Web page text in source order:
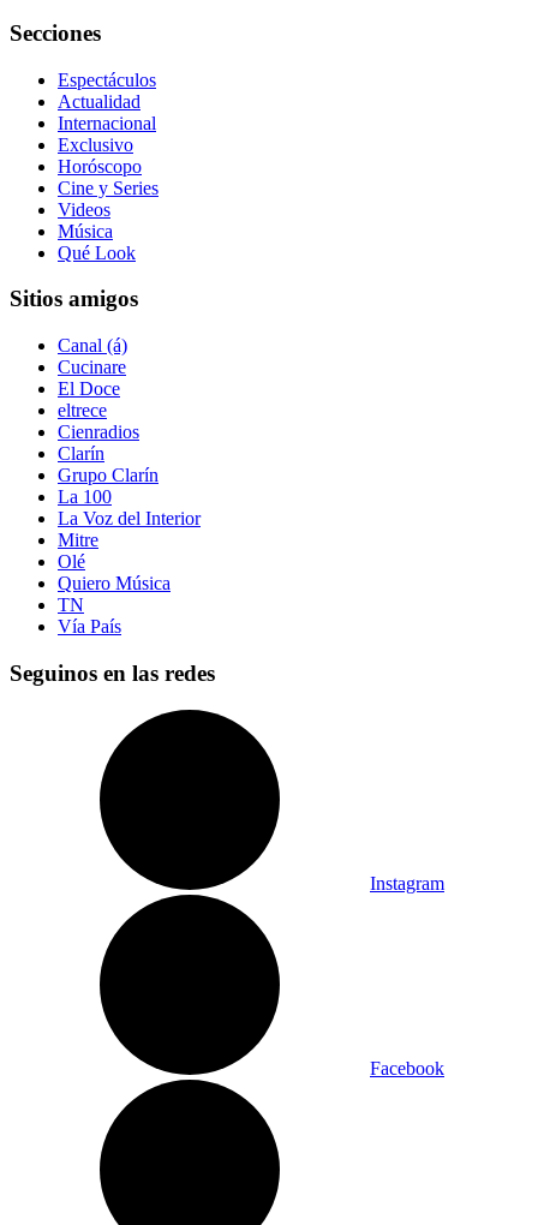
Secciones
Espectáculos
Actualidad
Internacional
Exclusivo
Horóscopo
Cine y Series
Videos
Música
Qué Look
Sitios amigos
Canal (á)
Cucinare
El Doce
eltrece
Cienradios
Clarín
Grupo Clarín
La 100
La Voz del Interior
Mitre
Olé
Quiero Música
TN
Vía País
Seguinos en las redes
Instagram
Facebook